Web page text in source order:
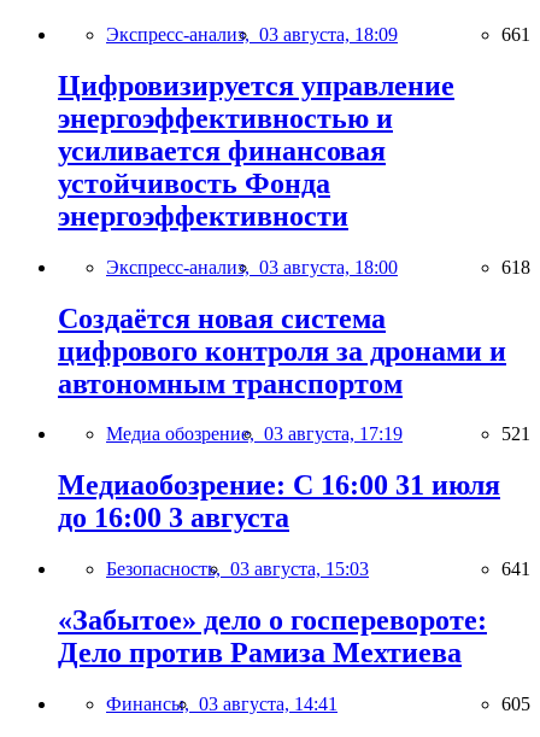
Экспресс-анализ, 03 августа, 18:09 661
Цифровизируется управление
энергоэффективностью и
усиливается финансовая
устойчивость Фонда
энергоэффективности
Экспресс-анализ, 03 августа, 18:00 618
Создаётся новая система
цифрового контроля за дронами и
автономным транспортом
Медиа обозрение, 03 августа, 17:19 521
Медиаобозрение: С 16:00 31 июля
до 16:00 3 августа
Безопасность, 03 августа, 15:03 641
«Забытое» дело о госперевороте:
Дело против Рамиза Мехтиева
Финансы, 03 августа, 14:41 605